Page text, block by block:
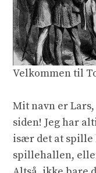
Velkommen til
Mit navn er
siden! Jeg har
især det at spille
spillehallen,